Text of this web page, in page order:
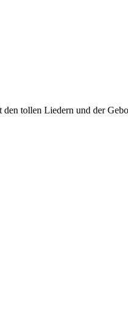
tollen Liedern und der